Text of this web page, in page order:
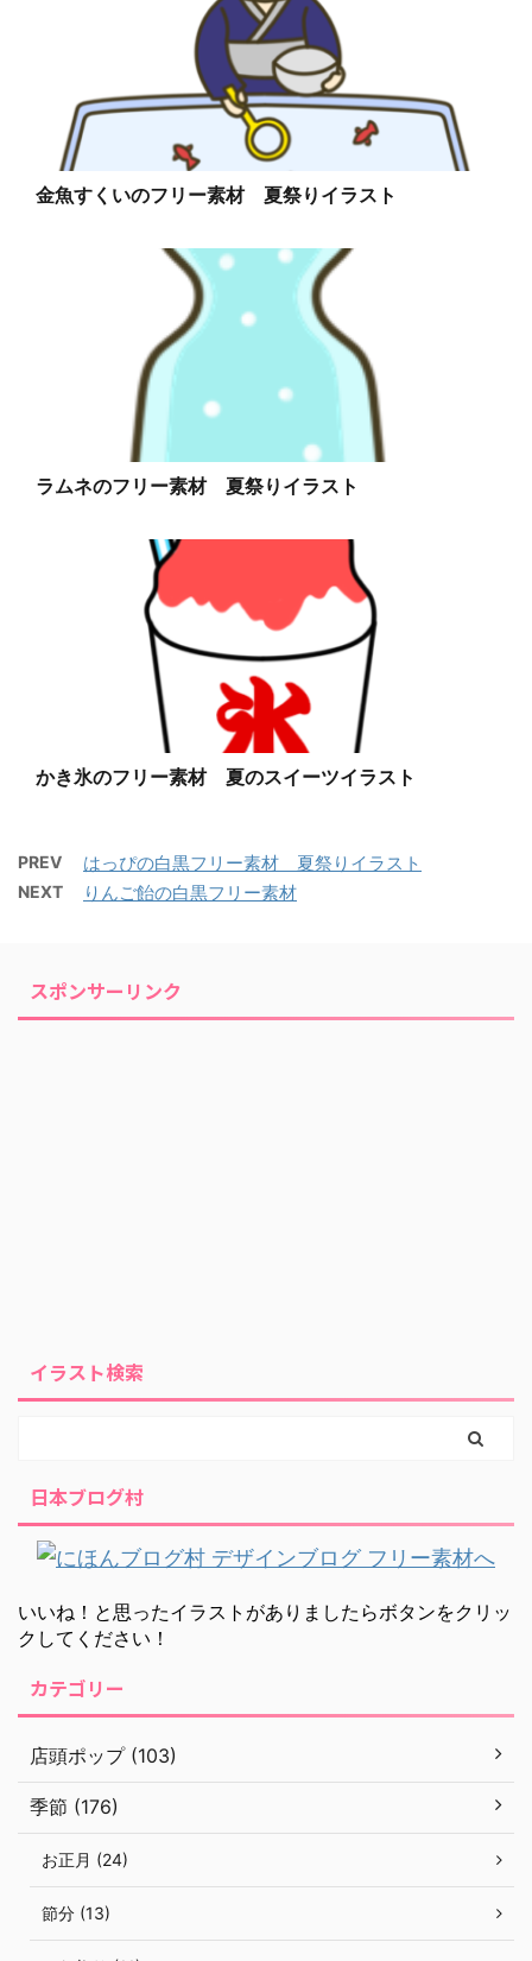
金魚すくいのフリー素材 夏祭りイラスト
ラムネのフリー素材 夏祭りイラスト
かき氷のフリー素材 夏のスイーツイラスト
PREV はっぴの白黒フリー素材 夏祭りイラスト
NEXT りんご飴の白黒フリー素材
スポンサーリンク
イラスト検索
日本ブログ村
いいね！と思ったイラストがありましたらボタンをクリッ
クしてください！
カテゴリー
店頭ポップ (103)
季節 (176)
お正月 (24)
節分 (13)